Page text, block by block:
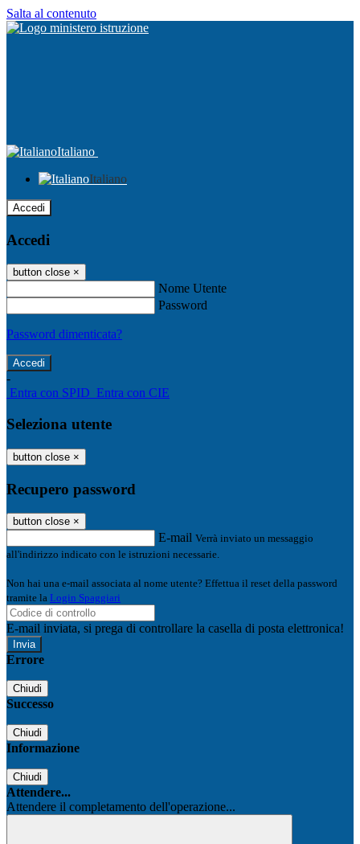
Salta al contenuto
Italiano
Italiano
Accedi
Accedi
button close ×
Nome Utente
Password
Password dimenticata?
-
Entra con SPID Entra con CIE
Seleziona utente
button close ×
Recupero password
button close ×
E-mail Verrà inviato un messaggio
all'indirizzo indicato con le istruzioni necessarie.
Non hai una e-mail associata al nome utente? Effettua il reset della password
tramite la Login Spaggiari
E-mail inviata, si prega di controllare la casella di posta elettronica!
Errore
Chiudi
Successo
Chiudi
Informazione
Chiudi
Attendere...
Attendere il completamento dell'operazione...